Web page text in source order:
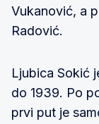
Vukanović, a
Radović.
Ljubica Sokić
do 1939. Po
prvi put je